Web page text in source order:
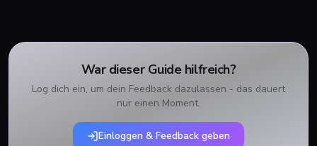
War dieser Guide hilfreich?
Log dich ein, um dein Feedback dazulassen - das dauert
nur einen Moment.
Einloggen & Feedback geben